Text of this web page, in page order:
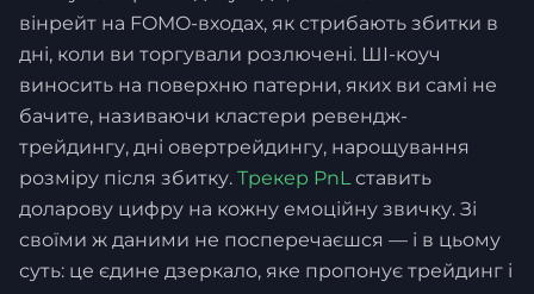
вінрейт на FOMO-входах, як стрибають збитки в
дні, коли ви торгували розлючені. ШІ-коуч
виносить на поверхню патерни, яких ви самі не
бачите, називаючи кластери ревендж-
трейдингу, дні овертрейдингу, нарощування
розміру після збитку. Трекер PnLставить
доларову цифру на кожну емоційну звичку. Зі
своїми ж даними не посперечаєшся — і в цьому
суть: це єдине дзеркало, яке пропонує трейдинг і